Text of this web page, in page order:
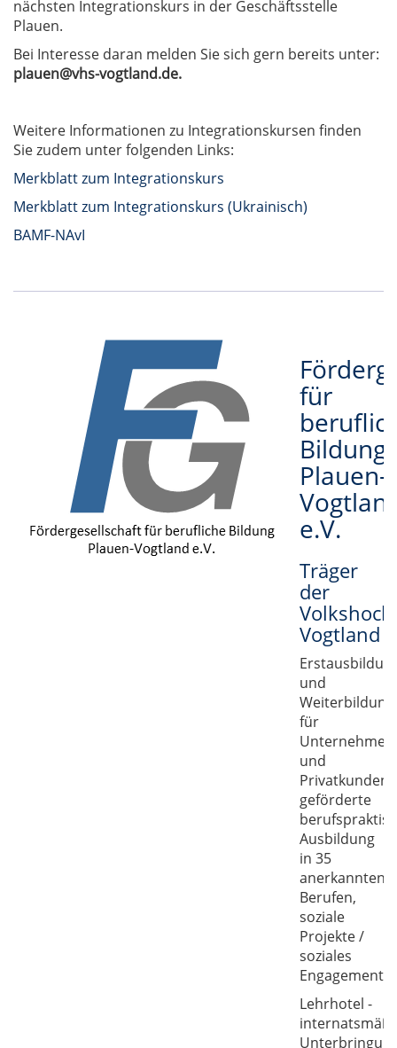
nächsten Integrationskurs in der Geschäftsstelle
Plauen.
Bei Interesse daran melden Sie sich gern bereits unter:
plauen@vhs-vogtland.de.
Weitere Informationen zu Integrationskursen finden
Sie zudem unter folgenden Links:
Merkblatt zum Integrationskurs
Merkblatt zum Integrationskurs (Ukrainisch)
BAMF-NAvI
für
Bildung
Plauen-
e.V.
Träger
der
Vogtland
und
Weiterbildung
für
Unternehmen
und
Privatkunden,
geförderte
Ausbildung
in 35
anerkannten
Berufen,
soziale
Projekte /
soziales
Engagement
Lehrhotel -